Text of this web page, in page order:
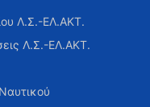
Λ.Σ.-ΕΛ.ΑΚΤ.
Λ.Σ.-ΕΛ.ΑΚΤ.